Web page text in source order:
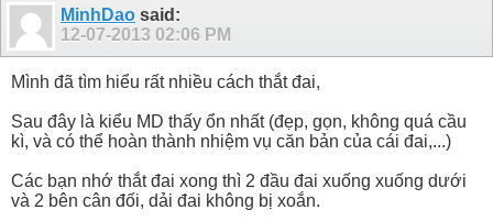
MinhDao said:
12-07-2013 02:06 PM
Mình đã tìm hiểu rất nhiều cách thắt đai,
Sau đây là kiểu MD thấy ổn nhất (đẹp, gọn, không quá cầu
kì, và có thể hoàn thành nhiệm vụ căn bản của cái đai,...)
Các bạn nhớ thắt đai xong thì 2 đầu đai xuống xuống dưới
và 2 bên cân đối, dải đai không bị xoắn.